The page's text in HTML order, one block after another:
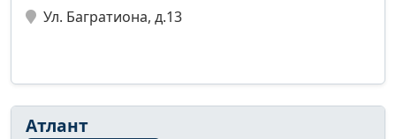
Ул. Багратиона, д.13
Атлант